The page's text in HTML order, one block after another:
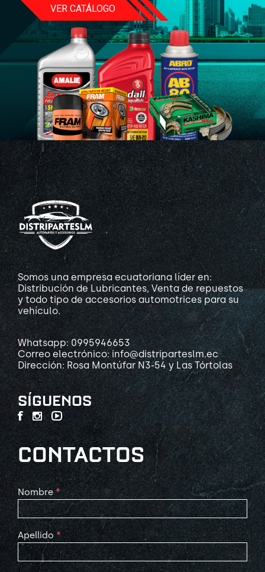
VER CATÁLOGO
Somos una empresa ecuatoriana líder en:
Distribución de Lubricantes, Venta de repuestos
y todo tipo de accesorios automotrices para su
vehículo.
Whatsapp: 0995946653
Correo electrónico: info@distriparteslm.ec
Dirección: Rosa Montúfar N3-54 y Las Tórtolas
SÍGUENOS
CONTACTOS
Contact
Us
Nombre *
Apellido *